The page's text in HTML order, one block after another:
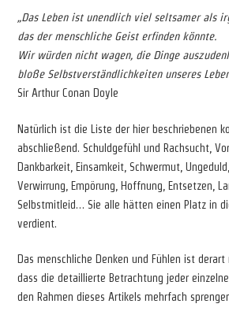
„Das Leben ist unendlich viel seltsamer als
das der menschliche Geist erfinden könnte.
Wir würden nicht wagen, die Dinge
bloße Selbstverständlichkeiten unseres
Sir Arthur Conan Doyle
Natürlich ist die Liste der hier beschriebenen
abschließend. Schuldgefühl und Rachsucht,
Dankbarkeit, Einsamkeit, Schwermut,
Verwirrung, Empörung, Hoffnung, Entsetzen,
Selbstmitleid… Sie alle hätten einen Platz in
verdient.
Das menschliche Denken und Fühlen ist
dass die detaillierte Betrachtung jeder
den Rahmen dieses Artikels mehrfach